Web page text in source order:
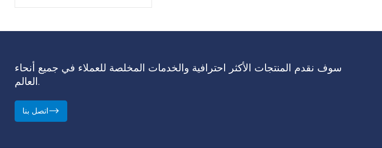
سوف نقدم المنتجات الأكثر احترافية والخدمات المخلصة للعملاء في جميع أنحاء
العالم.
اتصل بنا